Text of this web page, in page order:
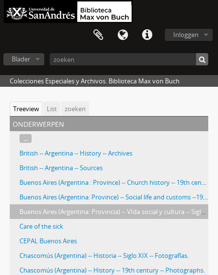
Inloggen
Blader
Colecciones Especiales y Archivos. Biblioteca Max von Buch
Treeview List zoeken
onderwerpen
...
British -- Argentina -- History -- Archives
British -- Argentina -- Sources
Buenos Aires (Argentina : Province) -- Church history -- 19th century
Buenos Aires (Argentina: Province) -- Social life and customs --19th century -- Photographs.
Buenos Aires (Argentina: Provincia) -- VIda social y cultura -- Siglo XIX -- Fotografías.
Care of the sick
CEPAL Buenos Aires
Chascomús (Argentina) -- Historia -- Siglo XIX -- Fotografías.
Chascomús (Argentina) -- History -- 19th century -- Photographs.